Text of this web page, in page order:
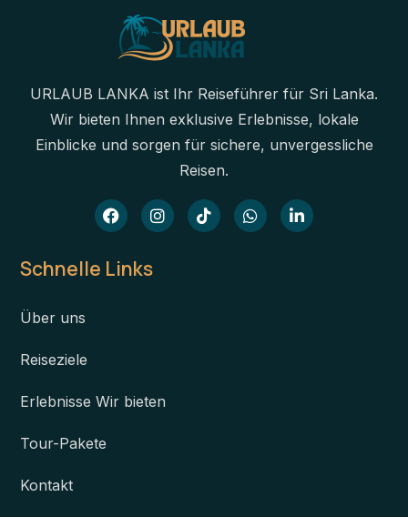
URLAUB LANKA ist Ihr Reiseführer für Sri Lanka.
Wir bieten Ihnen exklusive Erlebnisse, lokale
Einblicke und sorgen für sichere, unvergessliche
Reisen.
Schnelle Links
Über uns
Reiseziele
Erlebnisse Wir bieten
Tour-Pakete
Kontakt